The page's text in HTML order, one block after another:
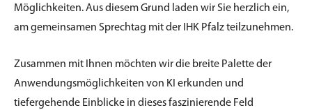
Möglichkeiten. Aus diesem Grund laden wir Sie herzlich ein,
am gemeinsamen Sprechtag mit der IHK Pfalz teilzunehmen.
Zusammen mit Ihnen möchten wir die breite Palette der
Anwendungsmöglichkeiten von KI erkunden und
tiefergehende Einblicke in dieses faszinierende Feld